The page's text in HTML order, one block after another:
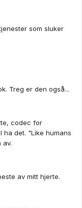
som sluker
Treg er den også...
codec for
ha det. "Like humans
av.
av mitt hjerte.